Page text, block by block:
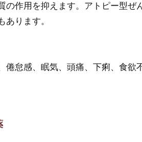
の作用を抑えます。アトピー型ぜ
あります。
倦怠感、眠気、頭痛、下痢、食欲